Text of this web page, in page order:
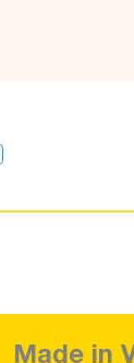
Made in